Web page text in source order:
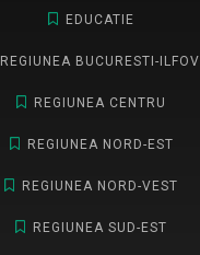
EDUCATIE
REGIUNEA BUCURESTI-ILFOV
REGIUNEA CENTRU
REGIUNEA NORD-EST
REGIUNEA NORD-VEST
REGIUNEA SUD-EST